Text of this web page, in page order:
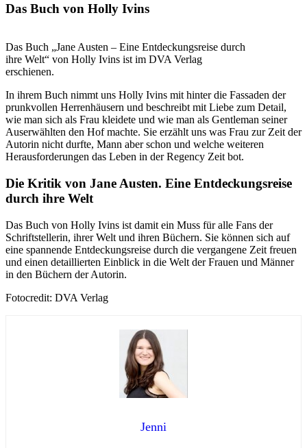
Das Buch von Holly Ivins
Das Buch „Jane Austen – Eine Entdeckungsreise durch
ihre Welt“ von Holly Ivins ist im DVA Verlag
erschienen.
In ihrem Buch nimmt uns Holly Ivins mit hinter die Fassaden der
prunkvollen Herrenhäusern und beschreibt mit Liebe zum Detail,
wie man sich als Frau kleidete und wie man als Gentleman seiner
Auserwählten den Hof machte. Sie erzählt uns was Frau zur Zeit der
Autorin nicht durfte, Mann aber schon und welche weiteren
Herausforderungen das Leben in der Regency Zeit bot.
Die Kritik von Jane Austen. Eine Entdeckungsreise
durch ihre Welt
Das Buch von Holly Ivins ist damit ein Muss für alle Fans der
Schriftstellerin, ihrer Welt und ihren Büchern. Sie können sich auf
eine spannende Entdeckungsreise durch die vergangene Zeit freuen
und einen detaillierten Einblick in die Welt der Frauen und Männer
in den Büchern der Autorin.
Fotocredit: DVA Verlag
Jenni